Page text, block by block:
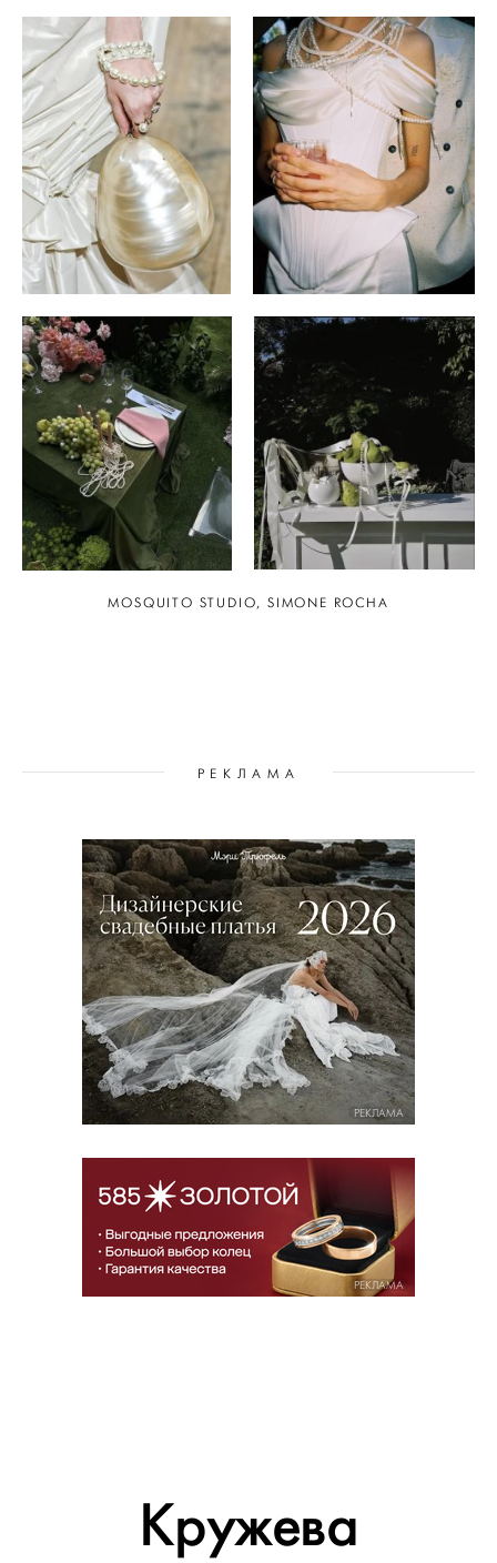
MOSQUITO STUDIO, SIMONE ROCHA
РЕКЛАМА
РЕКЛАМА
РЕКЛАМА
Кружева